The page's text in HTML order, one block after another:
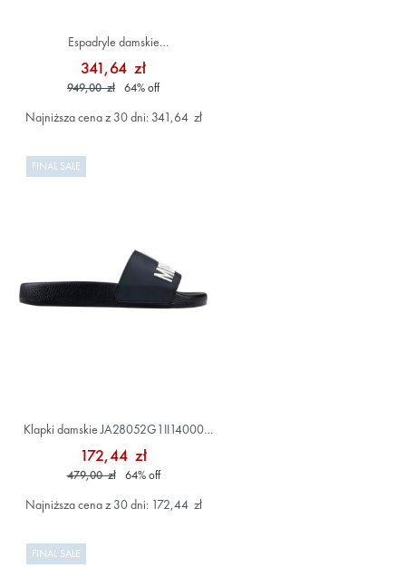
Espadryle damskie
JA10562G0IJQ0100 Kolorowy
341,64 zł
949,00 zł 64%off
Najniższa cena z 30 dni: 341,64 zł
FINAL SALE
Klapki damskie JA28052G1II14000
Czarny
172,44 zł
479,00 zł 64%off
Najniższa cena z 30 dni: 172,44 zł
FINAL SALE